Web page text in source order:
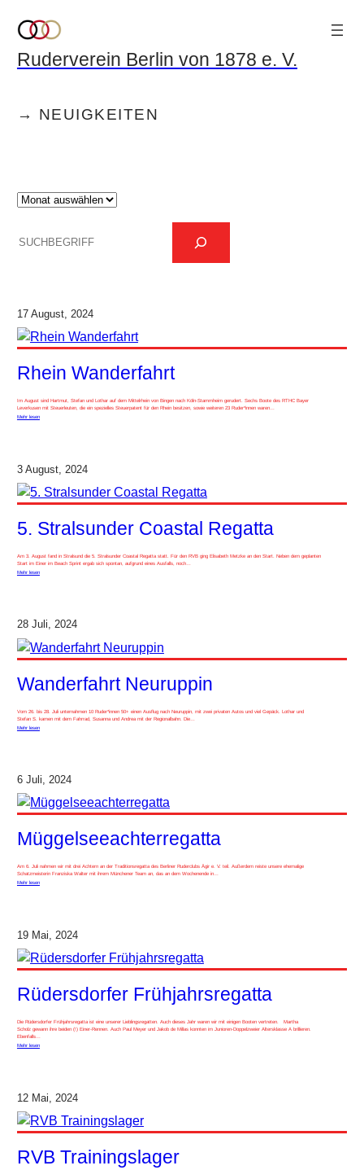
Zum
Inhalt
springen
Ruderverein Berlin von 1878 e. V.
→ NEUIGKEITEN
A
c
e
n
17 August, 2024
Rhein Wanderfahrt
Im August sind Hartmut, Stefan und Lothar auf dem Mittelrhein von Bingen nach Köln-Stammheim gerudert. Sechs Boote des RTHC Bayer
Leverkusen mit Steuerleuten, die ein spezielles Steuerpatent für den Rhein besitzen, sowie weiteren 23 Ruder*innen waren…
Mehr lesen
3 August, 2024
5. Stralsunder Coastal Regatta
Am 3. August fand in Stralsund die 5. Stralsunder Coastal Regatta statt. Für den RVB ging Elisabeth Metzke an den Start. Neben dem geplanten
Start im Einer im Beach Sprint ergab sich spontan, aufgrund eines Ausfalls, noch…
Mehr lesen
28 Juli, 2024
Wanderfahrt Neuruppin
Vom 26. bis 28. Juli unternahmen 10 Ruder*innen 50+ einen Ausflug nach Neuruppin, mit zwei privaten Autos und viel Gepäck. Lothar und
Stefan S. kamen mit dem Fahrrad, Susanna und Andrea mit der Regionalbahn. Die…
Mehr lesen
6 Juli, 2024
Müggelseeachterregatta
Am 6. Juli nahmen wir mit drei Achtern an der Traditionsregatta des Berliner Ruderclubs Ägir e. V. teil. Außerdem reiste unsere ehemalige
Schatzmeisterin Franziska Walter mit ihrem Münchener Team an, das an dem Wochenende in…
Mehr lesen
19 Mai, 2024
Rüdersdorfer Frühjahrsregatta
Die Rüdersdorfer Frühjahrsregatta ist eine unserer Lieblingsregatten. Auch dieses Jahr waren wir mit einigen Booten vertreten. Martha
Scholz gewann ihre beiden (!) Einer-Rennen. Auch Paul Meyer und Jakob de Millas konnten im Junioren-Doppelzweier Altersklasse A brillieren.
Ebenfalls…
Mehr lesen
12 Mai, 2024
RVB Trainingslager